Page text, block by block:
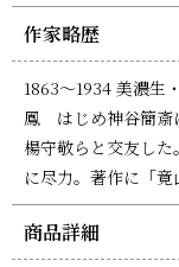
作家略歴
1863～1934 美濃
鳳 はじめ神谷簡斎
楊守敬らと交友し
に尽力。著作に「竟
商品詳細